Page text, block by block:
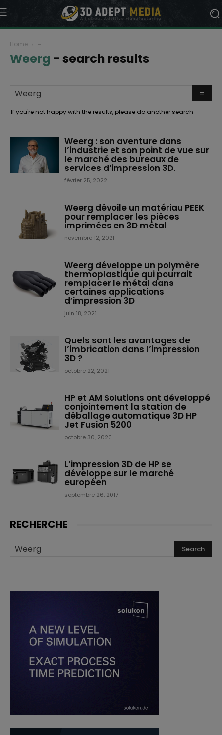
Home =
Weerg - search results
If you're not happy with the results, please do another search
Weerg : son aventure dans
l’industrie et son point de vue sur
le marché des bureaux de
services d’impression 3D.
février 25, 2022
Weerg dévoile un matériau PEEK
pour remplacer les pièces
imprimées en 3D métal
novembre 12, 2021
Weerg développe un polymère
thermoplastique qui pourrait
remplacer le métal dans
certaines applications
d’impression 3D
juin 18, 2021
Quels sont les avantages de
l’imbrication dans l’impression
3D ?
octobre 22, 2021
HP et AM Solutions ont développé
conjointement la station de
déballage automatique 3D HP
Jet Fusion 5200
octobre 30, 2020
L’impression 3D de HP se
développe sur le marché
européen
septembre 26, 2017
RECHERCHE